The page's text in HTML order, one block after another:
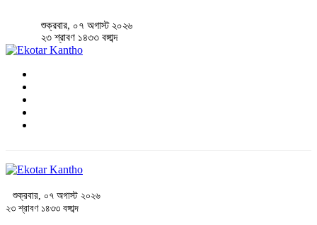
শুক্রবার, ০৭ অগাস্ট ২০২৬
২৩ শ্রাবণ ১৪৩৩ বঙ্গাব্দ
শুক্রবার, ০৭ অগাস্ট ২০২৬
২৩ শ্রাবণ ১৪৩৩ বঙ্গাব্দ